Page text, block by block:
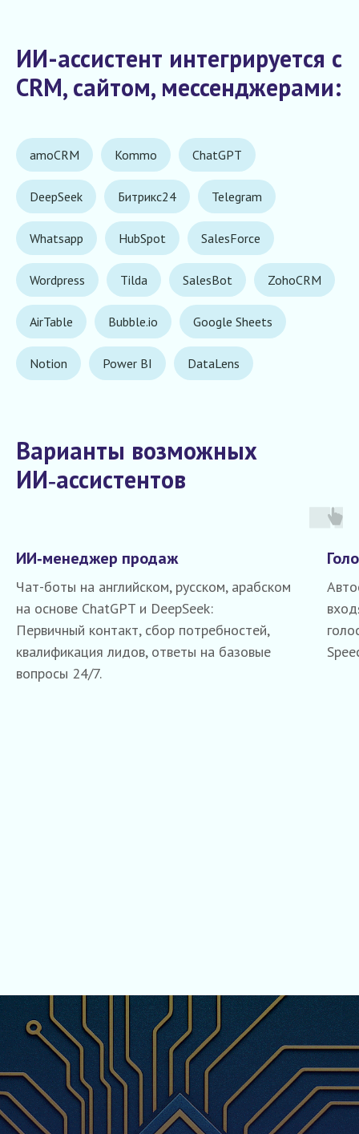
ИИ-ассистент интегрируется c
CRM, сайтом, мессенджерами:
amoCRM Kommo ChatGPT
DeepSeek Битрикс24 Telegram
Whatsapp HubSpot SalesForce
Wordpress Tilda SalesBot ZohoCRM
AirTable Bubble.io Google Sheets
Notion Power BI DataLens
Варианты возможных
ИИ‑ассистентов
ИИ‑менеджер продаж
Чат-боты на английском, русском, арабском
на основе ChatGPT и DeepSeek:
Первичный контакт, сбор потребностей,
квалификация лидов, ответы на базовые
вопросы 24/7.